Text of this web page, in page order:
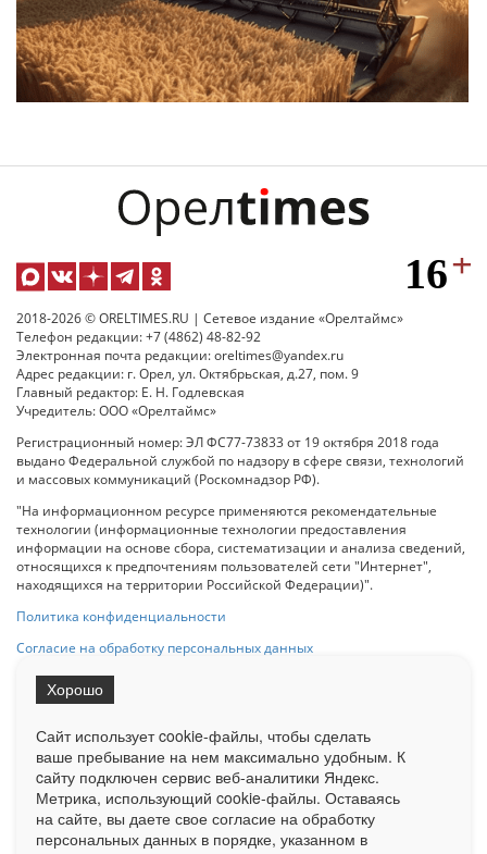
2018-2026 © ORELTIMES.RU | Сетевое издание «Орелтаймс»
Телефон редакции: +7 (4862) 48-82-92
Электронная почта редакции: oreltimes@yandex.ru
Адрес редакции: г. Орел, ул. Октябрьская, д.27, пом. 9
Главный редактор: Е. Н. Годлевская
Учредитель: ООО «Орелтаймс»
Регистрационный номер: ЭЛ ФС77-73833 от 19 октября 2018 года
выдано Федеральной службой по надзору в сфере связи, технологий
и массовых коммуникаций (Роскомнадзор РФ).
"На информационном ресурсе применяются рекомендательные
технологии (информационные технологии предоставления
информации на основе сбора, систематизации и анализа сведений,
относящихся к предпочтениям пользователей сети "Интернет",
находящихся на территории Российской Федерации)".
Политика конфиденциальности
Согласие на обработку персональных данных
на Сетевое издание «ОрелТаймс» обязательна.
Ограниченная статистика посещаемости доступна на сайте
Liveinternet.ru . Подробная статистика для рекламодателей по запросу
у менеджера.
Сайт использует cookie-файлы, чтобы сделать
ваше пребывание на нем максимально удобным. К
cайту подключен сервис веб-аналитики Яндекс.
Метрика, использующий cookie-файлы. Оставаясь
на сайте, вы даете свое согласие на обработку
персональных данных в порядке, указанном в
Хорошо